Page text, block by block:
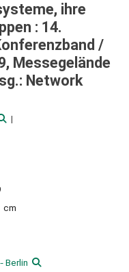
ihre
: 14.
/
Messegelände
Network
cm
Berlin